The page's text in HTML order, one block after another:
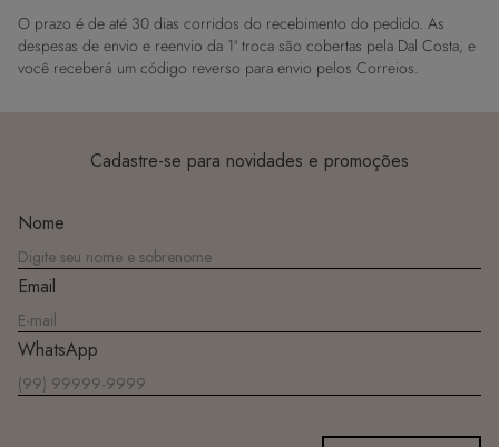
Dicas de Lavagem:
Lave rapidamente: Assim que possível, lave separado de outras peças.
À mão e com cuidado: Use água fria e sabão neutro, evitando máquina
sombra e evite a secadora.
Para cores vibrantes: Lave as peças antes do primeiro uso e siga as
O prazo é de até 30 dias corridos do recebimento do pedido. As
despesas de envio e reenvio da 1ª troca são cobertas pela Dal Costa, e
você receberá um código reverso para envio pelos Correios.
Cadastre-se para novidades e promoções
Nome
Email
WhatsApp